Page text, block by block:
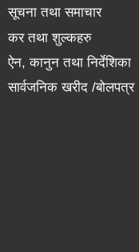
सूचना तथा समाचार
कर तथा शुल्कहरु
ऐन, कानुन तथा निर्देशिका
सार्वजनिक खरीद /बोलपत्र